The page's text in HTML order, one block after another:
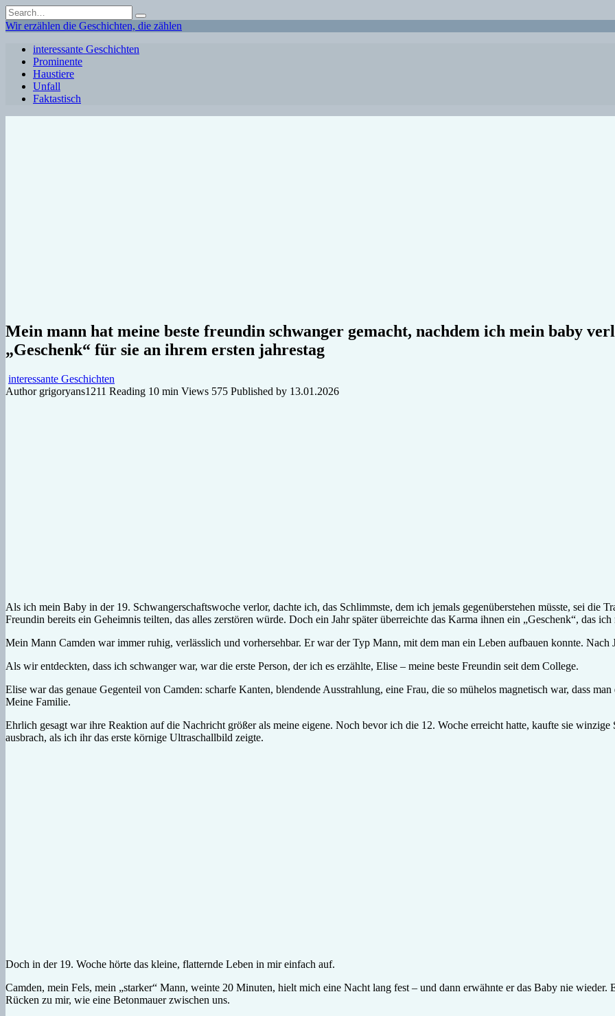
Skip
to
content
Search
for:
Wir erzählen die Geschichten, die zählen
interessante Geschichten
Prominente
Haustiere
Unfall
Faktastisch
Mein mann hat meine beste freundin schwanger gemacht, nachdem ich mein baby
„Geschenk“ für sie an ihrem ersten jahrestag
interessante Geschichten
Author grigoryans1211 Reading 10 min Views 575 Published by 13.01.2026
Als ich mein Baby in der 19. Schwangerschaftswoche verlor, dachte ich, das Schlimmste, dem ich jemals gegenüberstehen müsste, sei die
Freundin bereits ein Geheimnis teilten, das alles zerstören würde. Doch ein Jahr später überreichte das Karma ihnen ein „Geschenk“, das
Mein Mann Camden war immer ruhig, verlässlich und vorhersehbar. Er war der Typ Mann, mit dem man ein Leben aufbauen konnte. Nach
Als wir entdeckten, dass ich schwanger war, war die erste Person, der ich es erzählte, Elise – meine beste Freundin seit dem College.
Elise war das genaue Gegenteil von Camden: scharfe Kanten, blendende Ausstrahlung, eine Frau, die so mühelos magnetisch war, dass
Meine Familie.
Ehrlich gesagt war ihre Reaktion auf die Nachricht größer als meine eigene. Noch bevor ich die 12. Woche erreicht hatte, kaufte sie
ausbrach, als ich ihr das erste körnige Ultraschallbild zeigte.
Doch in der 19. Woche hörte das kleine, flatternde Leben in mir einfach auf.
Camden, mein Fels, mein „starker“ Mann, weinte 20 Minuten, hielt mich eine Nacht lang fest – und dann erwähnte er das Baby nie wieder.
Rücken zu mir, wie eine Betonmauer zwischen uns.